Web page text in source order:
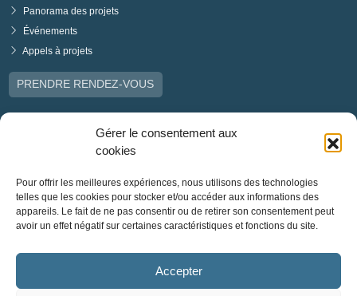
Gérer le consentement aux
cookies
Pour offrir les meilleures expériences, nous utilisons des technologies
telles que les cookies pour stocker et/ou accéder aux informations des
appareils. Le fait de ne pas consentir ou de retirer son consentement peut
avoir un effet négatif sur certaines caractéristiques et fonctions du site.
Accepter
Panorama des projets
Événements
Appels à projets
PRENDRE RENDEZ-VOUS